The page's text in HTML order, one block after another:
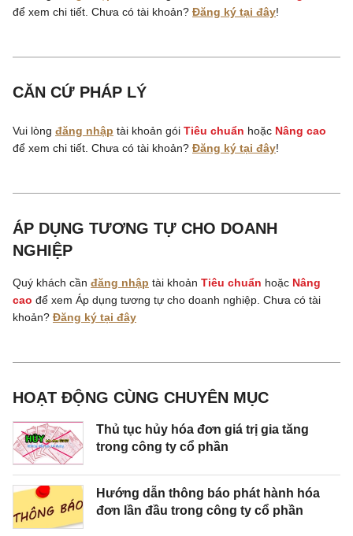
để xem chi tiết. Chưa có tài khoản? Đăng ký tại đây!
CĂN CỨ PHÁP LÝ
Vui lòng đăng nhập tài khoản gói Tiêu chuẩn hoặc Nâng cao
để xem chi tiết. Chưa có tài khoản? Đăng ký tại đây!
ÁP DỤNG TƯƠNG TỰ CHO DOANH
NGHIỆP
Quý khách cần đăng nhập tài khoản Tiêu chuẩn hoặc Nâng
cao để xem Áp dụng tương tự cho doanh nghiệp. Chưa có tài
khoản? Đăng ký tại đây
HOẠT ĐỘNG CÙNG CHUYÊN MỤC
Thủ tục hủy hóa đơn giá trị gia tăng
trong công ty cổ phần
Hướng dẫn thông báo phát hành hóa
đơn lần đầu trong công ty cổ phần